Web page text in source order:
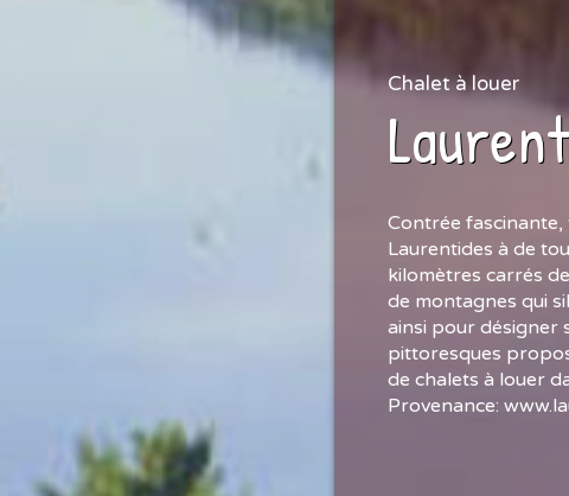
Chalet à louer
Contrée
Laurentides à de
kilomètres carrés
de montagnes qui
ainsi pour désigner
pittoresques
de chalets à louer
Provenance: